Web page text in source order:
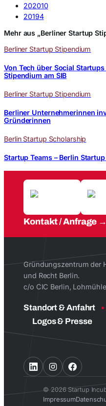
202010
20194
Mehr aus „Berliner Startup
Berliner Startup Stipendium
Von Tech über Social
Stipendium am SIB
Berliner Startup Stipendium
Berliner Unternehmerinnen
Gründerinnen
Berlin Startup Scholarship
Startup Teams – Berlin
Kontakt / Anfrage
Gründungszentrum der
und Recht Berlin.
c/o CIC Berlin,
Standort & Anfahrt
Logos & Presse
© 2026 Startup
Impressum